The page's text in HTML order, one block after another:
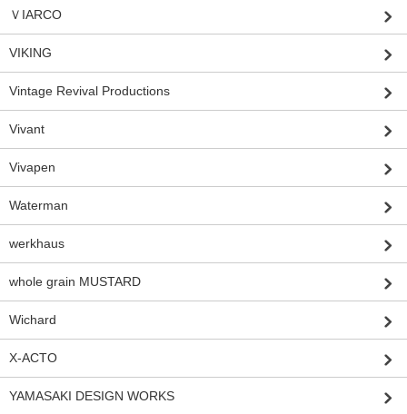
ＶIARCO
VIKING
Vintage Revival Productions
Vivant
Vivapen
Waterman
werkhaus
whole grain MUSTARD
Wichard
X-ACTO
YAMASAKI DESIGN WORKS